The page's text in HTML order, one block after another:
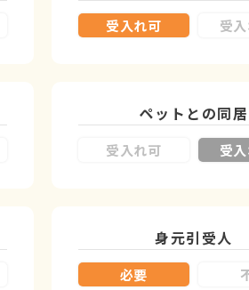
受入れ可 受
ペットとの同居
受入れ可 受
身元引受人
必要